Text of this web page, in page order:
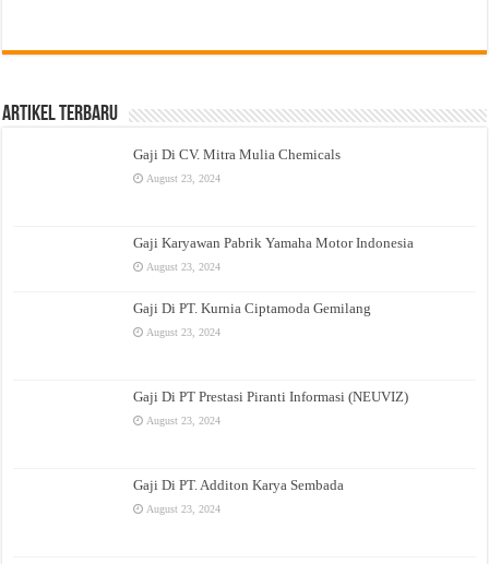
Artikel Terbaru
Gaji Di CV. Mitra Mulia Chemicals
August 23, 2024
Gaji Karyawan Pabrik Yamaha Motor Indonesia
August 23, 2024
Gaji Di PT. Kurnia Ciptamoda Gemilang
August 23, 2024
Gaji Di PT Prestasi Piranti Informasi (NEUVIZ)
August 23, 2024
Gaji Di PT. Additon Karya Sembada
August 23, 2024